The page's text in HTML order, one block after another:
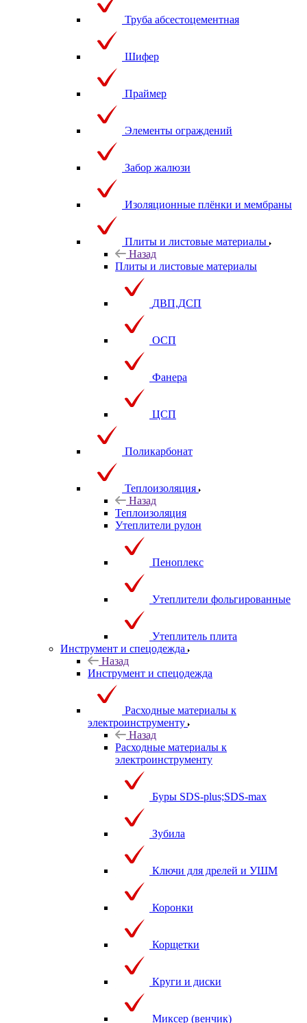
Труба абсестоцементная
Шифер
Праймер
Элементы ограждений
Забор жалюзи
Изоляционные плёнки и мембраны
Плиты и листовые материалы
Назад
Плиты и листовые материалы
ДВП,ДСП
ОСП
Фанера
ЦСП
Поликарбонат
Теплоизоляция
Назад
Теплоизоляция
Утеплители рулон
Пеноплекс
Утеплители фольгированные
Утеплитель плита
Инструмент и спецодежда
Назад
Инструмент и спецодежда
Расходные материалы к
электроинструменту
Назад
Расходные материалы к
электроинструменту
Буры SDS-plus;SDS-max
Зубила
Ключи для дрелей и УШМ
Коронки
Корщетки
Круги и диски
Миксер (венчик)